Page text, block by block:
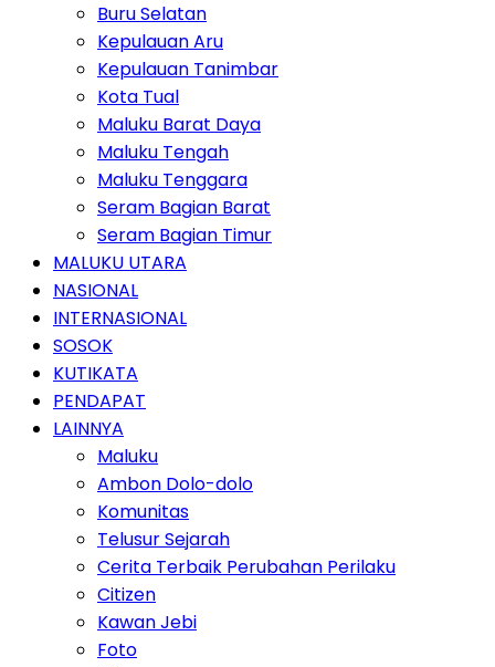
Buru Selatan
Kepulauan Aru
Kepulauan Tanimbar
Kota Tual
Maluku Barat Daya
Maluku Tengah
Maluku Tenggara
Seram Bagian Barat
Seram Bagian Timur
MALUKU UTARA
NASIONAL
INTERNASIONAL
SOSOK
KUTIKATA
PENDAPAT
LAINNYA
Maluku
Ambon Dolo-dolo
Komunitas
Telusur Sejarah
Cerita Terbaik Perubahan Perilaku
Citizen
Kawan Jebi
Foto